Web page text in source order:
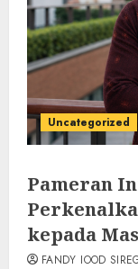
Uncategorized
Pameran
kepada
FANDY IOOD